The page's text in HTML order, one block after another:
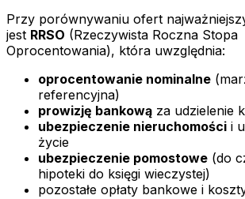
Przy porównywaniu ofert
jest RRSO (Rzeczywista Roczna Stopa
Oprocentowania), która uwzględnia:
oprocentowanie nominalne
referencyjna)
prowizję bankową za udzielenie
ubezpieczenie nieruchomości i
życie
ubezpieczenie pomostowe (do
hipoteki do księgi wieczystej)
pozostałe opłaty bankowe i